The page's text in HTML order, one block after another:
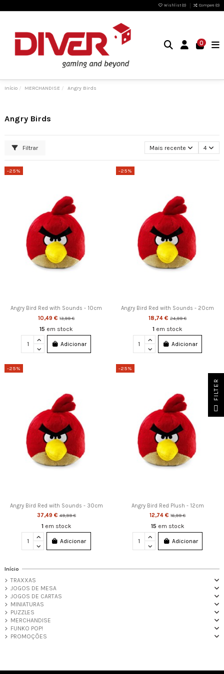
Wishlist (0) Compare (0)
0
Início MERCHANDISE Angry Birds
Angry Birds
Filtrar Mais recente 4
-25%
Angry Bird Red with Sounds - 10cm
10,49 €13,99 €
15 em stock
Adicionar
-25%
Angry Bird Red with Sounds - 20cm
18,74 €24,99 €
1 em stock
Adicionar
-25%
Angry Bird Red with Sounds - 30cm
37,49 €49,99 €
1 em stock
Adicionar
-25%
Angry Bird Red Plush - 12cm
12,74 €16,99 €
15 em stock
Adicionar
Início
TRAXXAS
JOGOS DE MESA
JOGOS DE CARTAS
MINIATURAS
PUZZLES
MERCHANDISE
FUNKO POP!
PROMOÇÕES
FILTER